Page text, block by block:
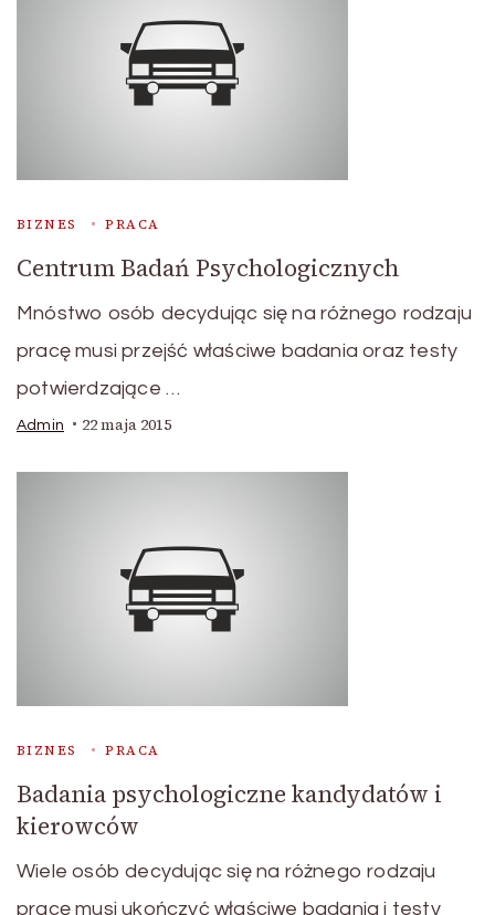
BIZNES PRACA
Centrum Badań Psychologicznych
Mnóstwo osób decydując się na różnego rodzaju
pracę musi przejść właściwe badania oraz testy
potwierdzające …
Admin 22 maja 2015
BIZNES PRACA
Badania psychologiczne kandydatów i
kierowców
Wiele osób decydując się na różnego rodzaju
pracę musi ukończyć właściwe badania i testy